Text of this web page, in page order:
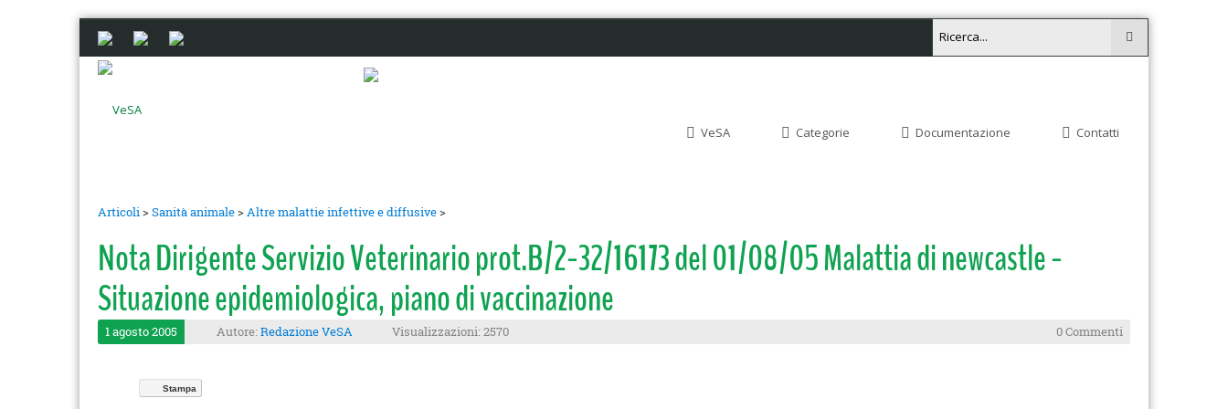
VeSA Categorie Documentazione Contatti
Articoli>Sanità animale>Altre malattie infettive e diffusive>
Nota Dirigente Servizio Veterinario prot.B/2-32/16173 del 01/08/05 Malattia di newcastle -
Situazione epidemiologica, piano di vaccinazione
1 agosto 2005 Autore: Redazione VeSA Visualizzazioni: 2570 0 Commenti
Stampa